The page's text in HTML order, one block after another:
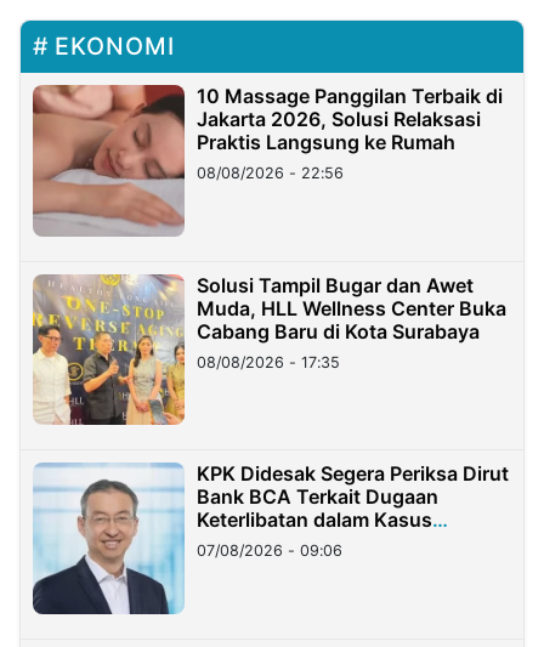
EKONOMI
10 Massage Panggilan Terbaik di
Jakarta 2026, Solusi Relaksasi
Praktis Langsung ke Rumah
08/08/2026 - 22:56
Solusi Tampil Bugar dan Awet
Muda, HLL Wellness Center Buka
Cabang Baru di Kota Surabaya
08/08/2026 - 17:35
KPK Didesak Segera Periksa Dirut
Bank BCA Terkait Dugaan
Keterlibatan dalam Kasus
Hilangnya Dana Nasabah Rp2,58
Miliar
07/08/2026 - 09:06